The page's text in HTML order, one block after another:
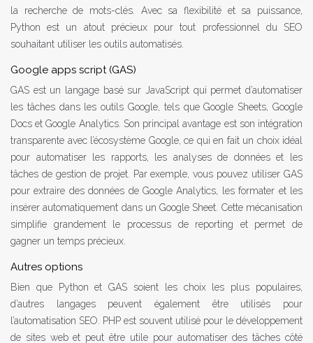
la recherche de mots-clés. Avec sa flexibilité et sa puissance,
Python est un atout précieux pour tout professionnel du SEO
souhaitant utiliser les outils automatisés.
Google apps script (GAS)
GAS est un langage basé sur JavaScript qui permet d’automatiser
les tâches dans les outils Google, tels que Google Sheets, Google
Docs et Google Analytics. Son principal avantage est son intégration
transparente avec l’écosystème Google, ce qui en fait un choix idéal
pour automatiser les rapports, les analyses de données et les
tâches de gestion de projet. Par exemple, vous pouvez utiliser GAS
pour extraire des données de Google Analytics, les formater et les
insérer automatiquement dans un Google Sheet. Cette mécanisation
simplifie grandement le processus de reporting et permet de
gagner un temps précieux.
Autres options
Bien que Python et GAS soient les choix les plus populaires,
d’autres langages peuvent également être utilisés pour
l’automatisation SEO. PHP est souvent utilisé pour le développement
de sites web et peut être utile pour automatiser des tâches côté